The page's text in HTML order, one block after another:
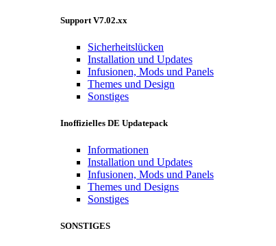
Support V7.02.xx
Sicherheitslücken
Installation und Updates
Infusionen, Mods und Panels
Themes und Design
Sonstiges
Inoffizielles DE Updatepack
Informationen
Installation und Updates
Infusionen, Mods und Panels
Themes und Designs
Sonstiges
SONSTIGES